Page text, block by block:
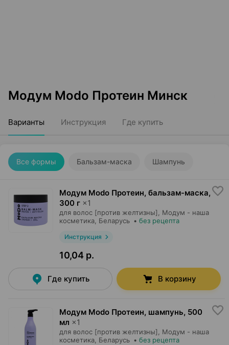
Модум Modo Протеин Минск
Варианты Инструкция Где купить
Все формы Бальзам-маска Шампунь
Модум Modo Протеин, бальзам-маска,
300 г ×1
для волос [против желтизны],
Модум - наша
косметика , Беларусь • без рецепта
Инструкция
10,04 р.
Где купить В корзину
Модум Modo Протеин, шампунь, 500
мл ×1
для волос [против желтизны],
Модум - наша
косметика , Беларусь • без рецепта